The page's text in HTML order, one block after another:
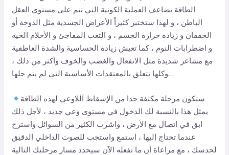
الطاقة تضاعف العملية الكونية التي تتم على مستوى العقل
الباطن ، و لهذا ستختبر كثيراً الأعراض الجسدية مثل الدوخة أو
الخفقان و زيادة حرارة الجسم ، و التعب المفاجئ و الأحلام الحية
و اضطرابات النوم ، كما تعيش زيادة الحساسية والشدة العاطفية
مع مشاعر شديدة مثل الانفعال والغضب والخوف وأكثر من ذلك ،
وكلها تتعلق بالمعتقدات الأساسية التي لم يتم حلها…
ستكون مرحلة مكثفة جدا من الإسقاط اللاوعي لهذه الطاقة
يمثل هذا بالنسبة لك الدخول في مستوى وعي جديد ، لأجل ذلك
ابق في اتصال مع الأرض ، واشرب الكثير من السوائل واسترح
عندما تحتاج إليها ، استمع واستجب للصوت الداخلي الدقيق
لحدسك ، مع مراعاة أن ما تفعله الآن سيحدد مسار مرحلتك التالية